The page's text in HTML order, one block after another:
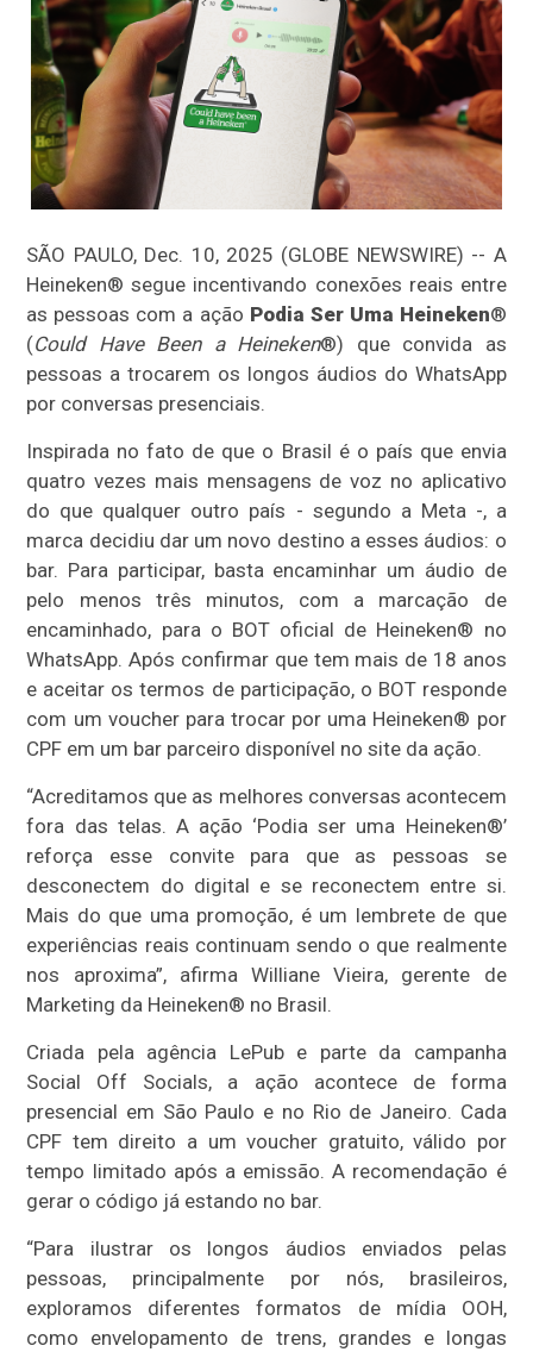
SÃO PAULO, Dec. 10, 2025 (GLOBE NEWSWIRE) -- A
Heineken® segue incentivando conexões reais entre
as pessoas com a ação Podia Ser Uma Heineken®
(Could Have Been a Heineken®) que convida as
pessoas a trocarem os longos áudios do WhatsApp
por conversas presenciais.
Inspirada no fato de que o Brasil é o país que envia
quatro vezes mais mensagens de voz no aplicativo
do que qualquer outro país - segundo a Meta -, a
marca decidiu dar um novo destino a esses áudios: o
bar. Para participar, basta encaminhar um áudio de
pelo menos três minutos, com a marcação de
encaminhado, para o BOT oficial de Heineken® no
WhatsApp. Após confirmar que tem mais de 18 anos
e aceitar os termos de participação, o BOT responde
com um voucher para trocar por uma Heineken® por
CPF em um bar parceiro disponível no site da ação.
“Acreditamos que as melhores conversas acontecem
fora das telas. A ação ‘Podia ser uma Heineken®’
reforça esse convite para que as pessoas se
desconectem do digital e se reconectem entre si.
Mais do que uma promoção, é um lembrete de que
experiências reais continuam sendo o que realmente
nos aproxima”, afirma Williane Vieira, gerente de
Marketing da Heineken® no Brasil.
Criada pela agência LePub e parte da campanha
Social Off Socials, a ação acontece de forma
presencial em São Paulo e no Rio de Janeiro. Cada
CPF tem direito a um voucher gratuito, válido por
tempo limitado após a emissão. A recomendação é
gerar o código já estando no bar.
“Para ilustrar os longos áudios enviados pelas
pessoas, principalmente por nós, brasileiros,
exploramos diferentes formatos de mídia OOH,
como envelopamento de trens, grandes e longas